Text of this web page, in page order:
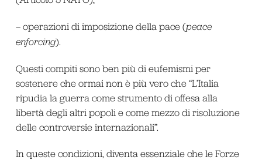
– operazioni di imposizione della pace (peace
enforcing).
Questi compiti sono ben più di eufemismi per
sostenere che ormai non è più vero che “L’Italia
ripudia la guerra come strumento di offesa alla
libertà degli altri popoli e come mezzo di risoluzione
delle controversie internazionali”.
In queste condizioni, diventa essenziale che le Forze